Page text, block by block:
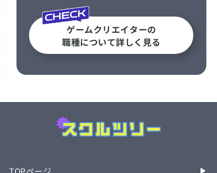
ゲームクリエイターの
職種について詳しく見る